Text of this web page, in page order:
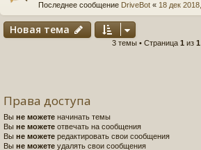
Последнее сообщение DriveBot « 18 дек
Новая тема
3 темы • Страница 1 из 1
Права доступа
Вы не можете начинать темы
Вы не можете отвечать на сообщения
Вы не можете редактировать свои сообщения
Вы не можете удалять свои сообщения